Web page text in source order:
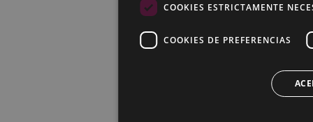
COOKIES ESTRICTAMENTE
COOKIES DE PREFERENCIAS